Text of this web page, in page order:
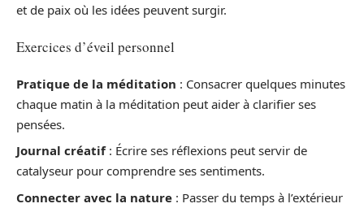
et de paix où les idées peuvent surgir.
Exercices d’éveil personnel
Pratique de la méditation : Consacrer quelques minutes
chaque matin à la méditation peut aider à clarifier ses
pensées.
Journal créatif: Écrire ses réflexions peut servir de
catalyseur pour comprendre ses sentiments.
Connecter avec la nature : Passer du temps à l’extérieur